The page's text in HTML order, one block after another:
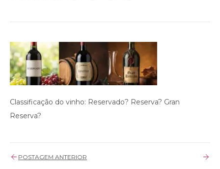
Classificação do vinho: Reservado? Reserva? Gran
Reserva?
POSTAGEM ANTERIOR